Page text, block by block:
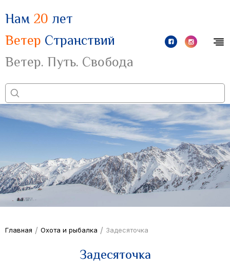
Нам 20 лет
Ветер Странствий
Ветер. Путь. Свобода
Главная / Охота и рыбалка / Задесяточка
Задесяточка